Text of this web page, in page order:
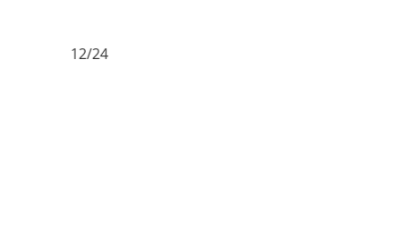
12/24